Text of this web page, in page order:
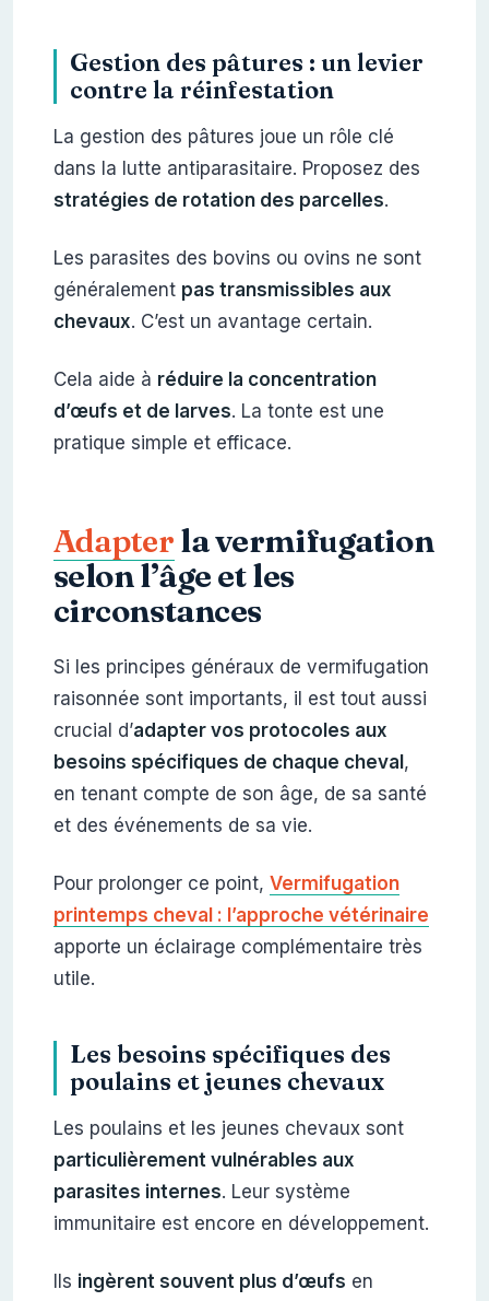
Gestion des pâtures : un levier
contre la réinfestation
La gestion des pâtures joue un rôle clé
dans la lutte antiparasitaire. Proposez des
stratégies de rotation des parcelles.
Les parasites des bovins ou ovins ne sont
généralement pas transmissibles aux
chevaux. C’est un avantage certain.
Cela aide à réduire la concentration
d’œufs et de larves. La tonte est une
pratique simple et efficace.
Adapterla vermifugation
selon l’âge et les
circonstances
Si les principes généraux de vermifugation
raisonnée sont importants, il est tout aussi
crucial d’adapter vos protocoles aux
besoins spécifiques de chaque cheval ,
en tenant compte de son âge, de sa santé
et des événements de sa vie.
Pour prolonger ce point, Vermifugation
printemps cheval : l’approche vétérinaire
apporte un éclairage complémentaire très
utile.
Les besoins spécifiques des
poulains et jeunes chevaux
Les poulains et les jeunes chevaux sont
particulièrement vulnérables aux
parasites internes. Leur système
immunitaire est encore en développement.
Ils ingèrent souvent plus d’œufs en